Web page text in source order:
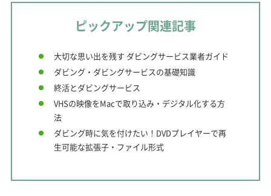
ピックアップ関連記事
大切な思い出を残す ダビングサービス業者ガイド
ダビング・ダビングサービスの基礎知識
終活とダビングサービス
VHSの映像をMacで取り込み・デジタル化する方
法
ダビング時に気を付けたい！DVDプレイヤーで再
生可能な拡張子・ファイル形式